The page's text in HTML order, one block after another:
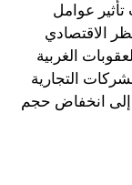
تأثير عوامل
الاقتصادي
الغربية
التجارية
إلى انخفاض حجم